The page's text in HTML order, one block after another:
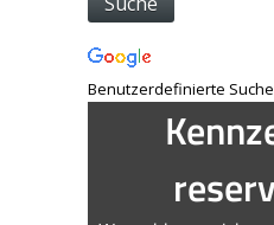
Benutzerdefinierte Suche